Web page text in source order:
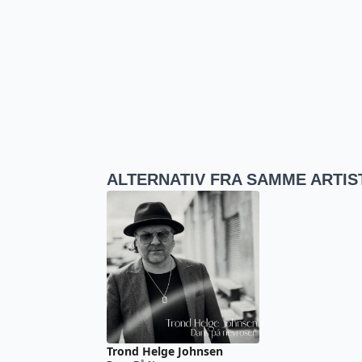
ALTERNATIV FRA SAMME
Trond Helge Johnsen